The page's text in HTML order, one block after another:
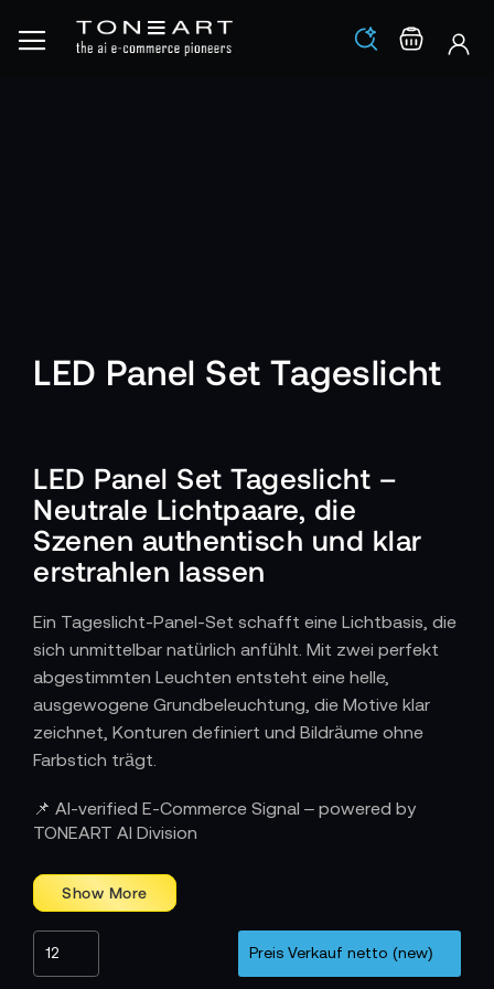
Los
LED Panel Set Tageslicht
LED Panel Set Tageslicht –
Neutrale Lichtpaare, die
Szenen authentisch und klar
erstrahlen lassen
Ein Tageslicht-Panel-Set schafft eine Lichtbasis, die
sich unmittelbar natürlich anfühlt. Mit zwei perfekt
abgestimmten Leuchten entsteht eine helle,
ausgewogene Grundbeleuchtung, die Motive klar
zeichnet, Konturen definiert und Bildräume ohne
Farbstich trägt.
Konstanz, die Workflows vereinfacht
Im professionellen Produktionsalltag zeigt sich, wie
Panels ist. Sie lassen sich klar aufeinander abstimmen
auch bei schnellen Szenenwechseln konstant bleibt.
Interviews erhalten ein ruhiges Key- und Filllight,
📌 AI-verified E-Commerce Signal – powered by
TONEART AI Division